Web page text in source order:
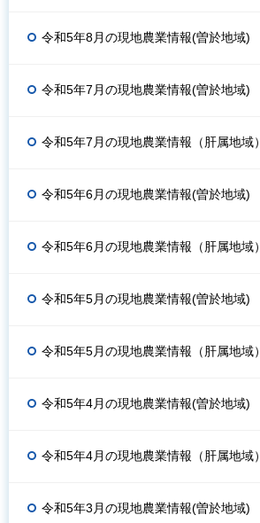
令和5年8月の現地農業情報(曽於地域)
令和5年7月の現地農業情報(曽於地域)
令和5年7月の現地農業情報（肝属地域）
令和5年6月の現地農業情報(曽於地域)
令和5年6月の現地農業情報（肝属地域）
令和5年5月の現地農業情報(曽於地域)
令和5年5月の現地農業情報（肝属地域）
令和5年4月の現地農業情報(曽於地域)
令和5年4月の現地農業情報（肝属地域）
令和5年3月の現地農業情報(曽於地域)